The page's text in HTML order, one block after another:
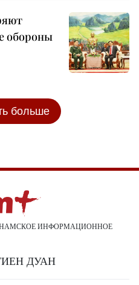
обороны
больше
ИНФОРМАЦИОННОЕ
ДУАН